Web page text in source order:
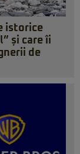
istorice
și care îi
de